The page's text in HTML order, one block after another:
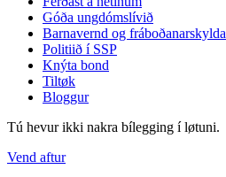
Góða ungdómslívið
Barnavernd og fráboðanarskylda
Politiið í SSP
Knýta bond
Tiltøk
Bloggur
Tú hevur ikki nakra bílegging í løtuni.
Vend aftur